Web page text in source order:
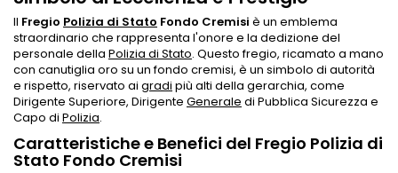
Il Fregio Polizia di Stato Fondo Cremisi è un emblema
straordinario che rappresenta l'onore e la dedizione del
personale della Polizia di Stato. Questo fregio, ricamato a mano
con canutiglia oro su un fondo cremisi, è un simbolo di autorità
e rispetto, riservato ai gradi più alti della gerarchia, come
Dirigente Superiore, Dirigente Generale di Pubblica Sicurezza e
Capo di Polizia.
Caratteristiche e Benefici del Fregio Polizia di
Stato Fondo Cremisi